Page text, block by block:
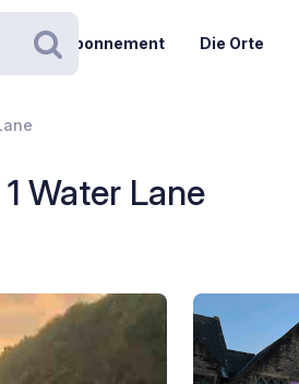
Suchen
Abonnement Die Orte
Water Lane